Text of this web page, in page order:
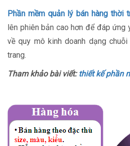
Phần mềm quản lý bán hàng thời
lên phiên bản cao hơn để đáp ứng
về quy mô kinh doanh dạng
trang.
Tham khảo bài viết: thiết kế phần